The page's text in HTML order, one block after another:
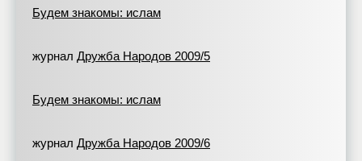
Будем знакомы: ислам
журнал Дружба Народов 2009/5
Будем знакомы: ислам
журнал Дружба Народов 2009/6